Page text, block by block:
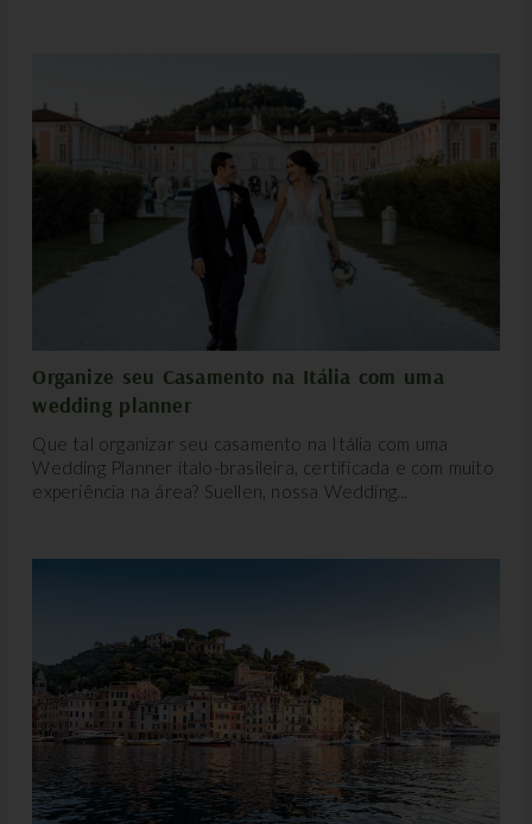
Organize seu Casamento na Itália com uma
wedding planner
Que tal organizar seu casamento na Itália com uma
Wedding Planner ítalo-brasileira, certificada e com muito
experiência na área? Suellen, nossa Wedding...